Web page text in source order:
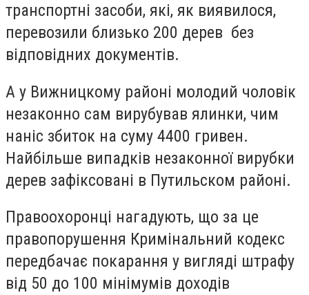
транспортні засоби, які, як виявилося,
перевозили близько 200 дерев без
відповідних документів.
А у Вижницкому районі молодий чоловік
незаконно сам вирубував ялинки, чим
наніс збиток на суму 4400 гривен.
Найбільше випадків незаконної вирубки
дерев зафіксовані в Путильском районі.
Правоохоронці нагадують, що за це
правопорушення Кримінальний кодекс
передбачає покарання у вигляді штрафу
від 50 до 100 мінімумів доходів